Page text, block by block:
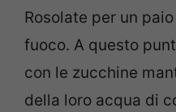
Rosolate per un
fuoco. A questo
con le zucchine
della loro acqua di